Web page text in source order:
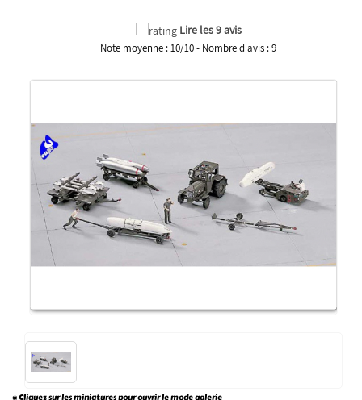
Lire les 9 avis
Note moyenne :10/10- Nombre d'avis :9
* Cliquez sur les miniatures pour ouvrir le mode galerie